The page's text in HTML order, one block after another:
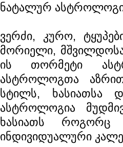
ნატალურ
ვერძი, კურო,
მორიელი,
ის თორმეტი
ასტროლოგთა
სტილს, ხასიათსა
ასტროლოგია
ხასიათს როგორც
ინდივიდუალური